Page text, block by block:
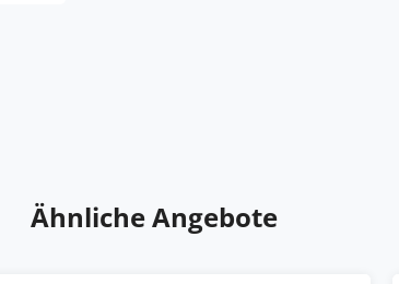
Ähnliche Angebote